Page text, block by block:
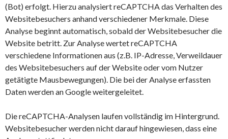
(Bot) erfolgt. Hierzu analysiert reCAPTCHA das Verhalten des
Websitebesuchers anhand verschiedener Merkmale. Diese
Analyse beginnt automatisch, sobald der Websitebesucher die
Website betritt. Zur Analyse wertet reCAPTCHA
verschiedene Informationen aus (z.B. IP-Adresse, Verweildauer
des Websitebesuchers auf der Website oder vom Nutzer
getätigte Mausbewegungen). Die bei der Analyse erfassten
Daten werden an Google weitergeleitet.
Die reCAPTCHA-Analysen laufen vollständig im Hintergrund.
Websitebesucher werden nicht darauf hingewiesen, dass eine